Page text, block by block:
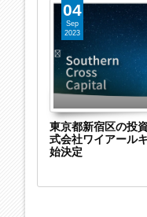
04
Sep
2023
東京都新宿区の投
式会社ワイアール
始決定